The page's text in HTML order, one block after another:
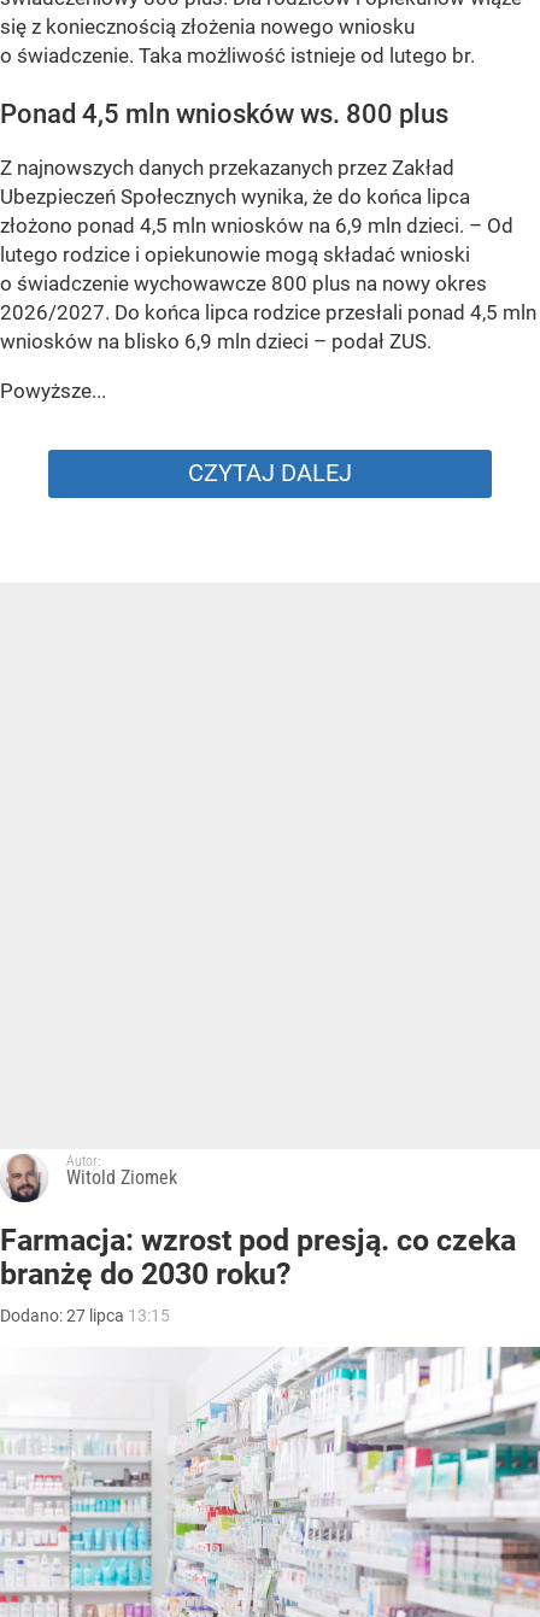
się z koniecznością złożenia nowego wniosku
o świadczenie. Taka możliwość istnieje od lutego br.
Ponad 4,5 mln wniosków ws. 800 plus
Z najnowszych danych przekazanych przez Zakład
Ubezpieczeń Społecznych wynika, że do końca lipca
złożono ponad 4,5 mln wniosków na 6,9 mln dzieci. – Od
lutego rodzice i opiekunowie mogą składać wnioski
o świadczenie wychowawcze 800 plus na nowy okres
2026/2027. Do końca lipca rodzice przesłali ponad 4,5 mln
wniosków na blisko 6,9 mln dzieci – podał ZUS.
Powyższe...
CZYTAJ DALEJ
Autor:
Witold Ziomek
Farmacja: wzrost pod presją. co czeka
branżę do 2030 roku?
Dodano:27 lipca 13:15